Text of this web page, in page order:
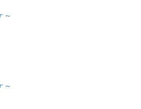
～
～